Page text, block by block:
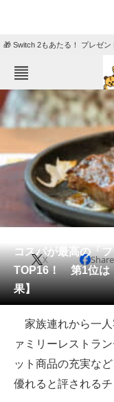
🎁 Switch 2もあたる！ プレゼン
ねとらぼメニュー
TOP
グルメ
住まい
会員記事
メディア
注目記事を集めた総
ITの今と未来を見通す
スマホと通信の最新
コスパが最高の「
TOP16！ 第1位は
果】
X Share
家族連れから一人
ァミリーレストラ
ット商品の充実な
優れると評される